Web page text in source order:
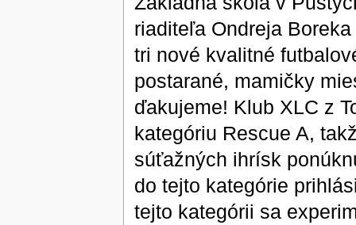
riaditeľa Ondreja
tri nové kvalitné
postarané, mamičky
ďakujeme! Klub XLC z
kategóriu Rescue A,
súťažných ihrísk
do tejto kategórie
tejto kategórii sa